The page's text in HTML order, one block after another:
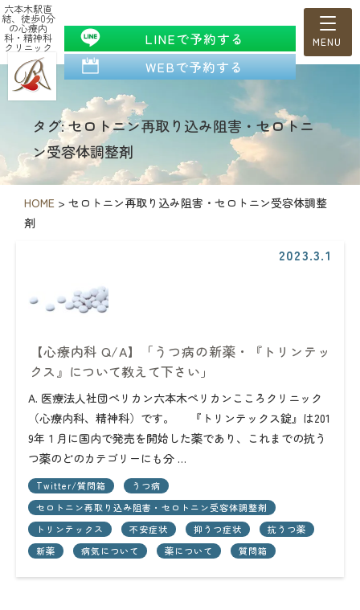
六本木駅直
結、徒歩0分
の心療内
科・精神科
クリニック
LINEで予約する
WEBで予約する
タグ: セロトニン再取り込み阻害・セロトニ
ン受容体調整剤
HOME > セロトニン再取り込み阻害・セロトニン受容体調整
剤
2023.3.1
【心療内科 Q/A】「うつ病の新薬・『トリンテッ
クス』について教えて下さい」
A. 医療法人社団ペリカン六本木ペリカンこころクリニック
（心療内科、精神科）です。 『トリンテックス錠』は201
9年１月に国内で発売を開始した薬であり、これまでの抗う
つ薬のどのカテゴリーにも分 …
Twitter/質問箱
うつ病
セロトニン再取り込み阻害・セロトニン受容体調整剤
トリンテックス
不安症状 抑うつ症状
抗うつ薬
新薬
病気について 薬について 質問箱